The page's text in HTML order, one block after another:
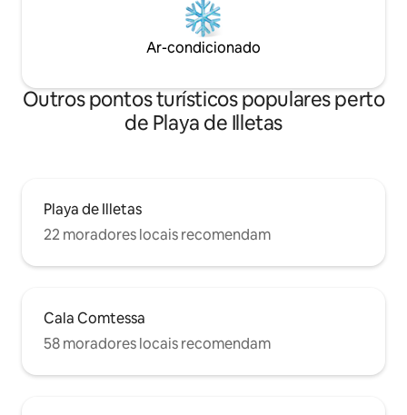
Ar-condicionado
Outros pontos turísticos populares perto
de Playa de Illetas
Playa de Illetas
22 moradores locais recomendam
Cala Comtessa
58 moradores locais recomendam